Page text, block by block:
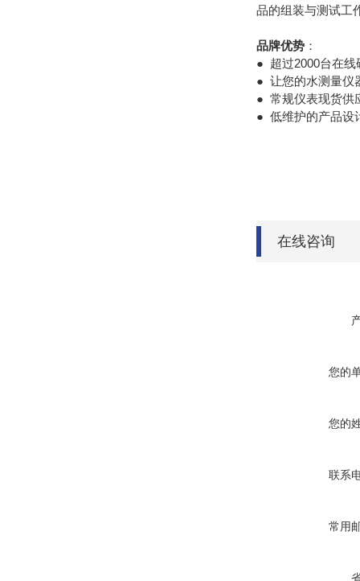
品的组装与测试工
品牌优势 ：
● 超过2000台在线
● 让您的水测量仪
● 常规仪表现货供
● 低维护的产品设
在线咨询
您的
您的
联系
常用